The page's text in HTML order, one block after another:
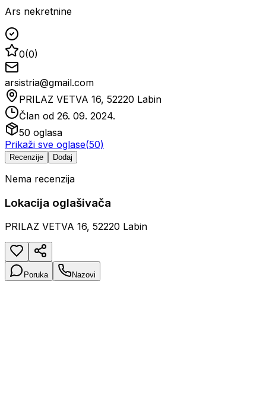
Ars nekretnine
0(0)
arsistria@gmail.com
PRILAZ VETVA 16, 52220 Labin
Član od 26. 09. 2024.
50 oglasa
Prikaži sve oglase(50)
Recenzije Dodaj
Nema recenzija
Lokacija oglašivača
PRILAZ VETVA 16, 52220 Labin
Poruka Nazovi